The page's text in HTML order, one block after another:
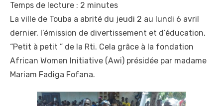
Temps de lecture : 2 minutes
La ville de Touba a abrité du jeudi 2 au lundi 6 avril
dernier, l’émission de divertissement et d’éducation,
“Petit à petit ” de la Rti. Cela grâce à la fondation
African Women Initiative (Awi) présidée par madame
Mariam Fadiga Fofana.